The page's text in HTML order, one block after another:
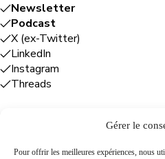
Gérer le
Pour offrir les meilleures expériences, nous
Newsletter
Podcast
X (ex-Twitter)
LinkedIn
Instagram
Threads